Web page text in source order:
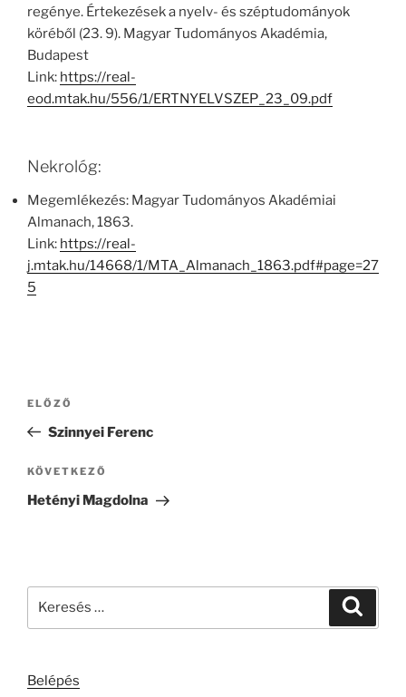
regénye. Értekezések a nyelv- és széptudományok
köréből (23. 9). Magyar Tudományos Akadémia,
Budapest
Link: https://real-
eod.mtak.hu/556/1/ERTNYELVSZEP_23_09.pdf
Nekrológ:
Megemlékezés: Magyar Tudományos Akadémiai
Almanach, 1863.
Link: https://real-
j.mtak.hu/14668/1/MTA_Almanach_1863.pdf#page=27
5
Bejegyzés
Korábbi
bejegyzés
ELŐZŐ
Szinnyei Ferenc
Következő
bejegyzés
KÖVETKEZŐ
Hetényi Magdolna
Belépés